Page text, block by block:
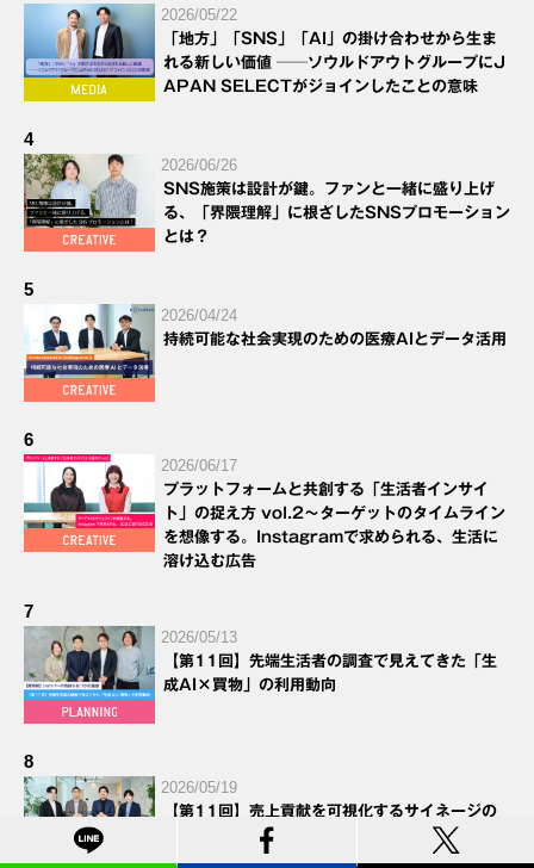
2026/05/22
「地方」「SNS」「AI」の掛け合わせから生ま
れる新しい価値 ──ソウルドアウトグループにJ
APAN SELECTがジョインしたことの意味
4
2026/06/26
SNS施策は設計が鍵。ファンと一緒に盛り上げ
る、「界隈理解」に根ざしたSNSプロモーション
とは？
5
2026/04/24
持続可能な社会実現のための医療AIとデータ活用
6
2026/06/17
プラットフォームと共創する「生活者インサイ
ト」の捉え方 vol.2～ターゲットのタイムライン
を想像する。Instagramで求められる、生活に
溶け込む広告
7
2026/05/13
【第11回】先端生活者の調査で見えてきた「生
成AI×買物」の利用動向
8
2026/05/19
【第11回】売上貢献を可視化するサイネージの
戦略的活用とは？カバヤ食品の取り組みからリテ
ールメディアの新たな勝ち筋を探る